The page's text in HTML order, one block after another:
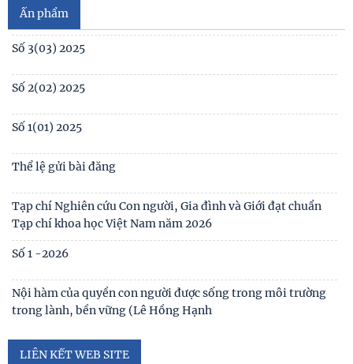
Ấn phẩm
No1(01) 2025
Số 3(03) 2025
Số 2(02) 2025
Số 1(01) 2025
Thể lệ gửi bài đăng
Tạp chí Nghiên cứu Con người, Gia đình và Giới đạt chuẩn
Tạp chí khoa học Việt Nam năm 2026
Số 1 -2026
Nội hàm của quyền con người được sống trong môi trường
trong lành, bền vững (Lê Hồng Hạnh
LIÊN KẾT WEB SITE